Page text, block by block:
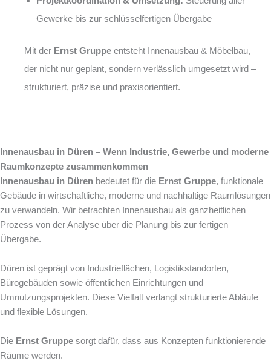
Gewerke bis zur schlüsselfertigen Übergabe
Mit der Ernst Gruppe entsteht Innenausbau & Möbelbau,
der nicht nur geplant, sondern verlässlich umgesetzt wird –
strukturiert, präzise und praxisorientiert.
Innenausbau in Düren – Wenn Industrie, Gewerbe und moderne
Raumkonzepte zusammenkommen
Innenausbau in Düren bedeutet für die Ernst Gruppe, funktionale
Gebäude in wirtschaftliche, moderne und nachhaltige Raumlösungen
zu verwandeln. Wir betrachten Innenausbau als ganzheitlichen
Prozess von der Analyse über die Planung bis zur fertigen
Übergabe.
Düren ist geprägt von Industrieflächen, Logistikstandorten,
Bürogebäuden sowie öffentlichen Einrichtungen und
Umnutzungsprojekten. Diese Vielfalt verlangt strukturierte Abläufe
und flexible Lösungen.
Die Ernst Gruppe sorgt dafür, dass aus Konzepten funktionierende
Räume werden.